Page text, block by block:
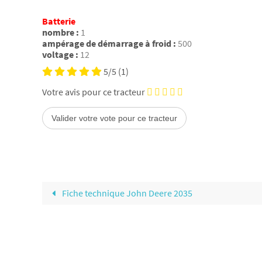
Batterie
nombre : 1
ampérage de démarrage à froid : 500
voltage : 12
5/5 (1)
Votre avis pour ce tracteur
Fiche technique John Deere 2035